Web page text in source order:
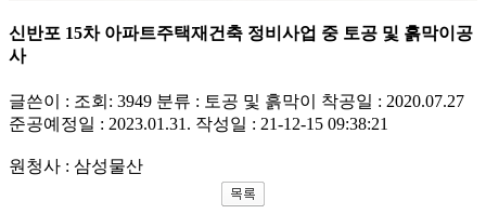
신반포 15차 아파트주택재건축 정비사업 중 토공 및 흙막이공
사
글쓴이 : 조회: 3949 분류 : 토공 및 흙막이
착공일 : 2020.07.27
준공예정일 : 2023.01.31. 작성일 : 21-12-15 09:38:21
원청사 : 삼성물산